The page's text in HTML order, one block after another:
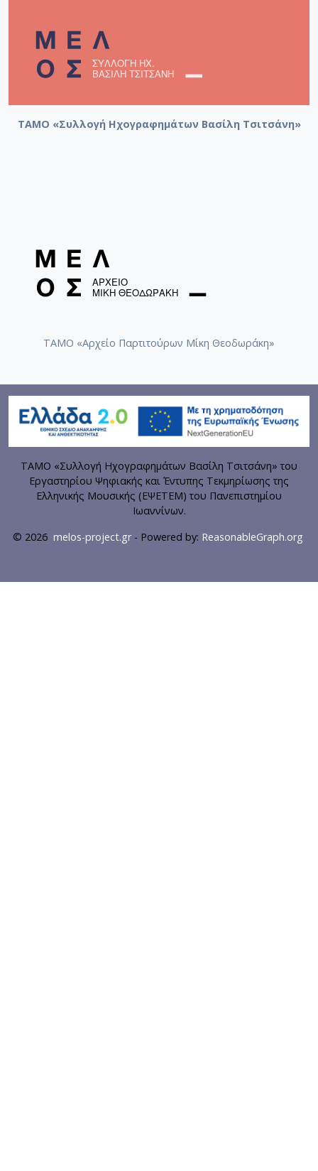
ΤΑΜΟ «Συλλογή Ηχογραφημάτων Βασίλη Τσιτσάνη»
ΤΑΜΟ «Αρχείο Παρτιτούρων Μίκη Θεοδωράκη»
ΤΑΜΟ «Συλλογή Ηχογραφημάτων Βασίλη Τσιτσάνη» του
Εργαστηρίου Ψηφιακής και Έντυπης Τεκμηρίωσης της
Ελληνικής Μουσικής (ΕΨΕΤΕΜ) του Πανεπιστημίου
Ιωαννίνων.
© 2026 melos-project.gr- Powered by: ReasonableGraph.org